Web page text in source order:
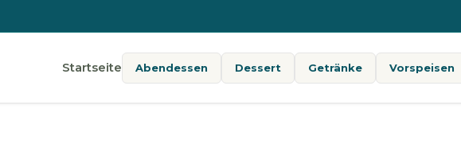
Startseite Abendessen Dessert Getränke Vorspeisen